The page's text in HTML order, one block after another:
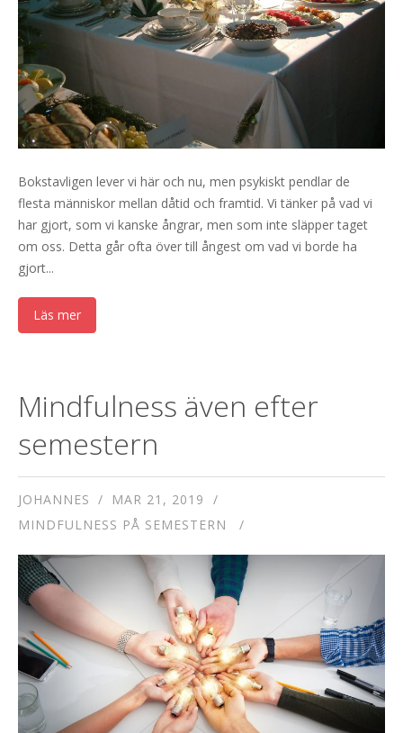
Bokstavligen lever vi här och nu, men psykiskt pendlar de
flesta människor mellan dåtid och framtid. Vi tänker på vad vi
har gjort, som vi kanske ångrar, men som inte släpper taget
om oss. Detta går ofta över till ångest om vad vi borde ha
gjort...
Läs mer
Mindfulness även efter
semestern
JOHANNES
MAR 21, 2019
MINDFULNESS PÅ SEMESTERN